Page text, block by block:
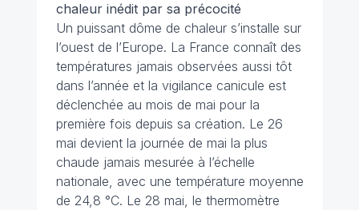
chaleur inédit par sa précocité
Un puissant dôme de chaleur s’installe sur
l’ouest de l’Europe. La France connaît des
températures jamais observées aussi tôt
dans l’année et la vigilance canicule est
déclenchée au mois de mai pour la
première fois depuis sa création. Le 26
mai devient la journée de mai la plus
chaude jamais mesurée à l’échelle
nationale, avec une température moyenne
de 24,8 °C. Le 28 mai, le thermomètre